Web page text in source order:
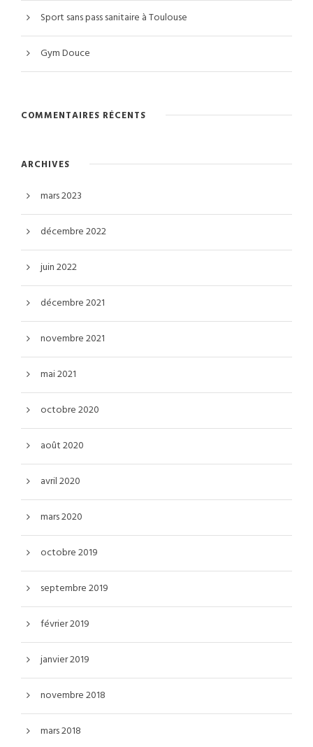
Sport sans pass sanitaire à Toulouse
Gym Douce
COMMENTAIRES RÉCENTS
ARCHIVES
mars 2023
décembre 2022
juin 2022
décembre 2021
novembre 2021
mai 2021
octobre 2020
août 2020
avril 2020
mars 2020
octobre 2019
septembre 2019
février 2019
janvier 2019
novembre 2018
mars 2018